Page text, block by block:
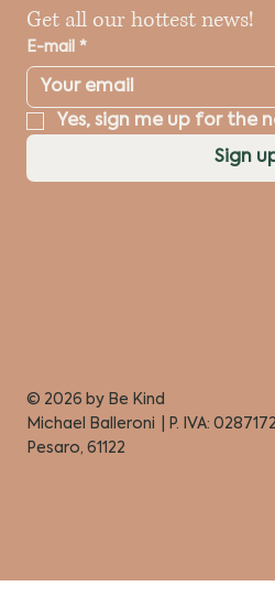
Get all our hottest news!
E-mail *
Yes, sign me up for the
Sign
© 2026 by Be Kind
Michael Balleroni | P. IVA:
Pesaro, 61122